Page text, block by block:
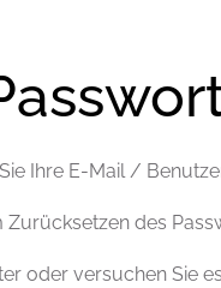
Ihre E-Mail /
Zurücksetzen des
oder versuchen Sie